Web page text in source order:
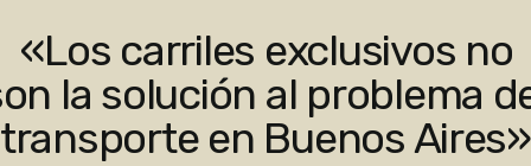
«Los carriles exclusivos no
la solución al problema
transporte en Buenos Aires»